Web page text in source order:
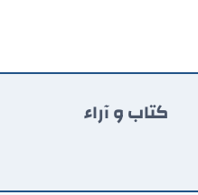
كتاب و آراء